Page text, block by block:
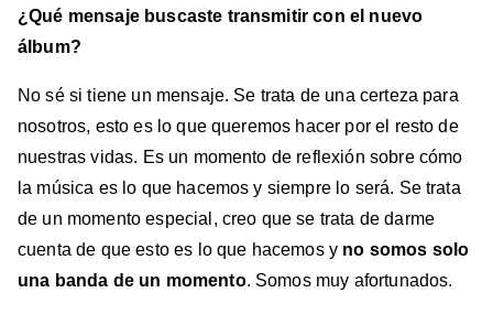
¿Qué mensaje buscaste transmitir con el nuevo
álbum?
No sé si tiene un mensaje. Se trata de una certeza para
nosotros, esto es lo que queremos hacer por el resto de
nuestras vidas. Es un momento de reflexión sobre cómo
la música es lo que hacemos y siempre lo será. Se trata
de un momento especial, creo que se trata de darme
cuenta de que esto es lo que hacemos y no somos solo
una banda de un momento. Somos muy afortunados.